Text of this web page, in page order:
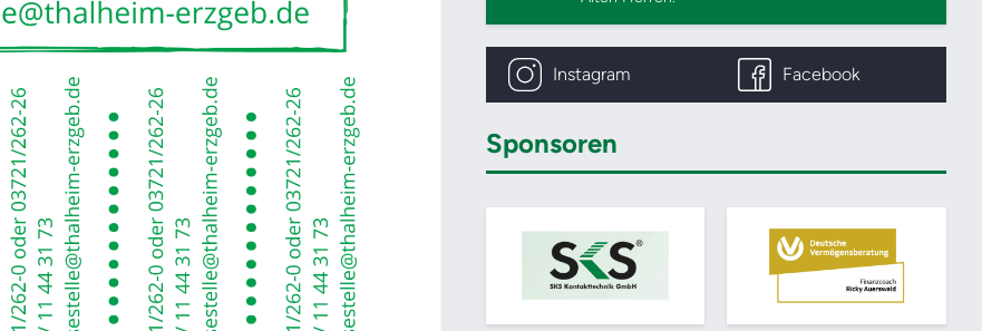
Instagram Facebook
Sponsoren